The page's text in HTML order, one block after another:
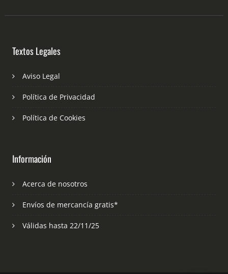
Textos Legales
Aviso Legal
Política de Privacidad
Política de Cookies
Información
Acerca de nosotros
Envíos de mercancía gratis*
Válidas hasta 22/11/25